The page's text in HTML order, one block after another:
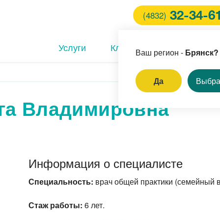
(4832) 32-34-
Ваш регион - Брянск?
Да
Услуги Клиника Врачи
педиатра
санитарной
терапевта-
Владимировна
Информация о специалисте
Специальность: врач общей практики (семейный
Стаж работы: 6 лет.